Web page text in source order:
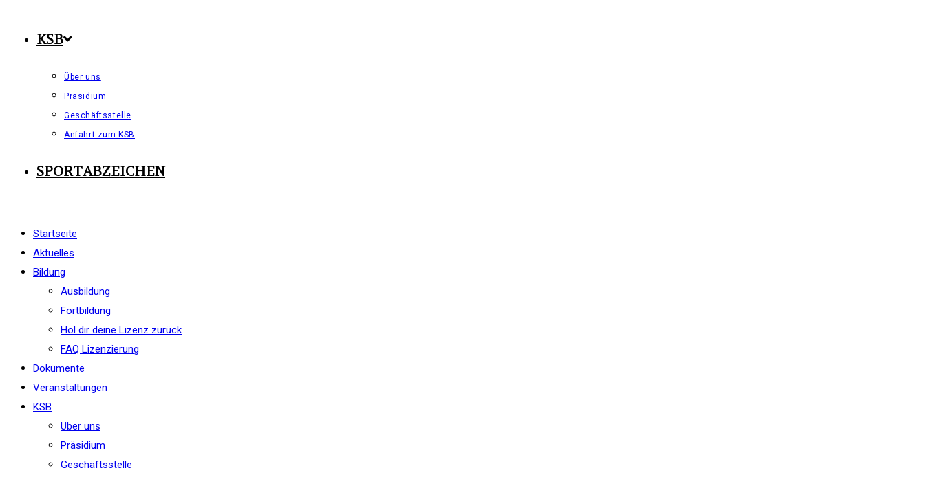
KSB
Über uns
Präsidium
Geschäftsstelle
Anfahrt zum KSB
SPORTABZEICHEN
Startseite
Aktuelles
Bildung
Ausbildung
Fortbildung
Hol dir deine Lizenz zurück
FAQ Lizenzierung
Dokumente
Veranstaltungen
KSB
Über uns
Präsidium
Geschäftsstelle